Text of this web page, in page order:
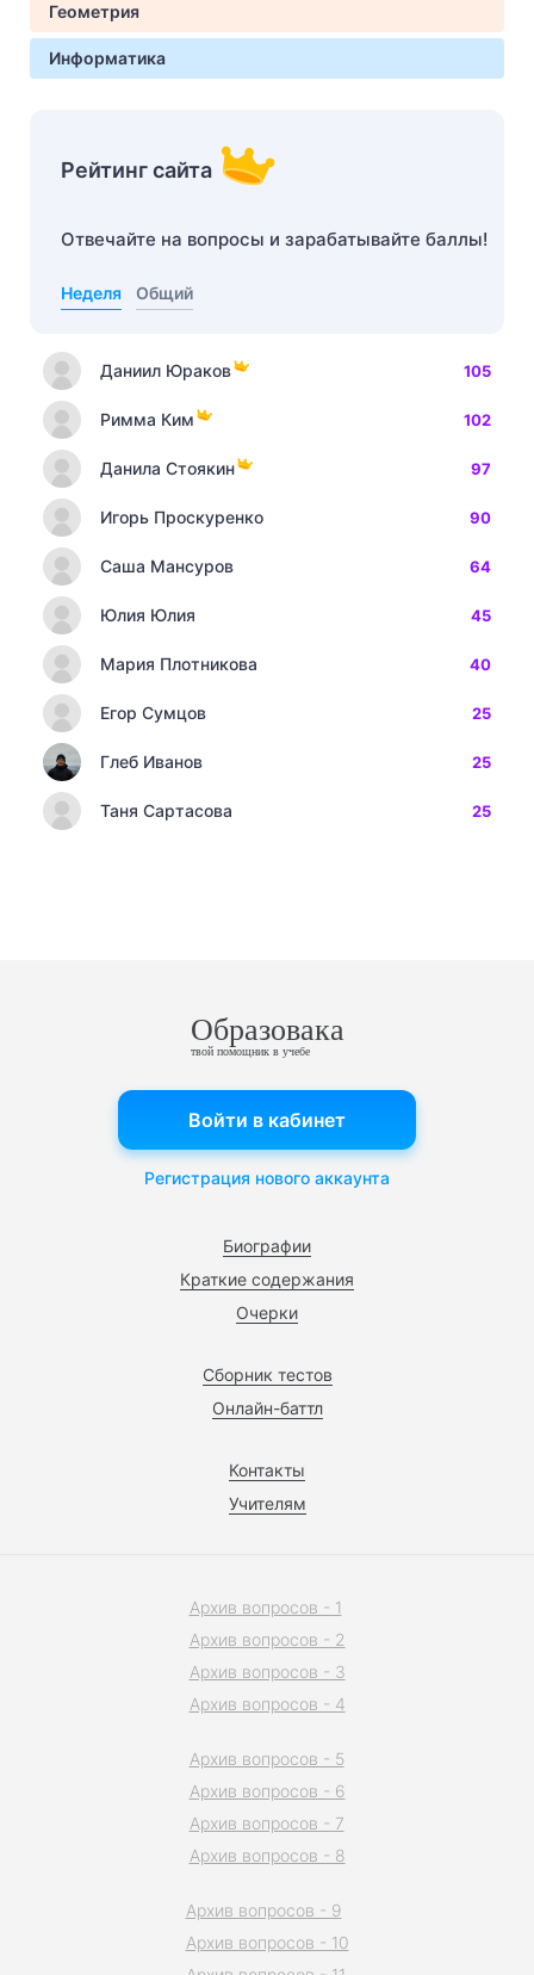
Геометрия
Информатика
Рейтинг сайта
Отвечайте на вопросы и зарабатывайте баллы!
Неделя Общий
Даниил Юраков 105
Римма Ким 102
Данила Стоякин 97
Игорь Проскуренко 90
Саша Мансуров 64
Юлия Юлия 45
Мария Плотникова 40
Егор Сумцов 25
Глеб Иванов 25
Таня Сартасова 25
Образовака
твой помощник в учебе
Биографии
Краткие содержания
Очерки
Сборник тестов
Онлайн-баттл
Контакты
Учителям
Войти в кабинет
Регистрация нового аккаунта
Архив вопросов - 1
Архив вопросов - 2
Архив вопросов - 3
Архив вопросов - 4
Архив вопросов - 5
Архив вопросов - 6
Архив вопросов - 7
Архив вопросов - 8
Архив вопросов - 9
Архив вопросов - 10